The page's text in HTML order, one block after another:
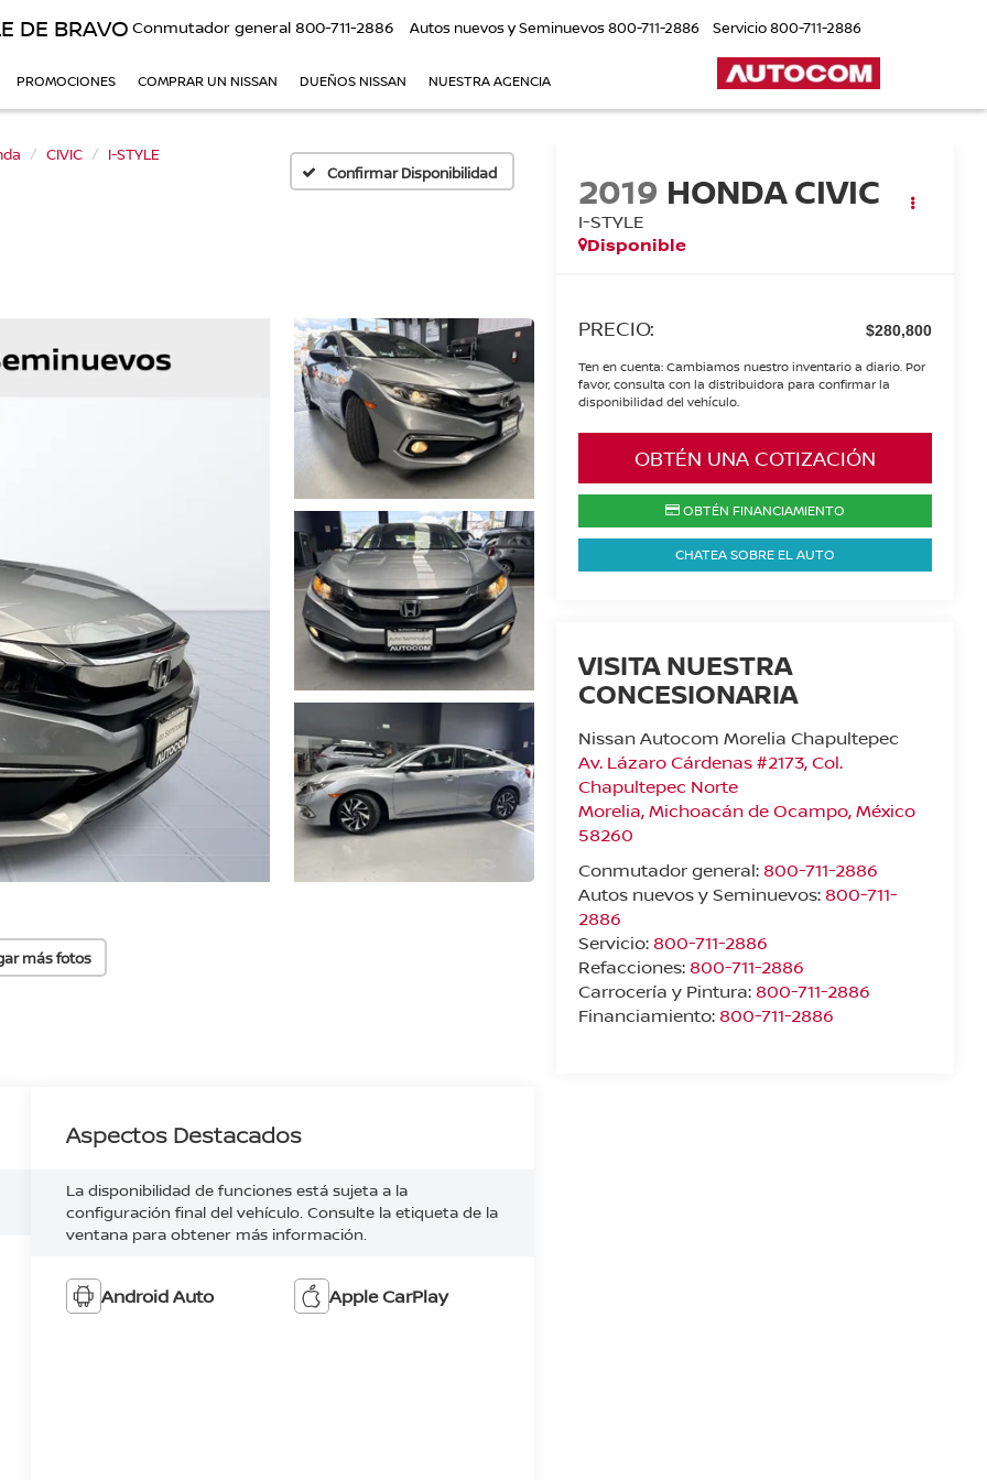
DE BRAVO Conmutador general 800-711-2886 Autos nuevos y Seminuevos800-711-2886 Servicio800-711-2886
PROMOCIONES COMPRAR UN NISSAN DUEÑOS NISSAN NUESTRA AGENCIA
CIVIC
I-STYLE
Confirmar Disponibilidad
más fotos
2019 HONDA CIVIC
I-STYLE
Disponible
PRECIO: $280,800
Ten en cuenta: Cambiamos nuestro inventario a diario. Por
favor, consulta con la distribuidora para confirmar la
disponibilidad del vehículo.
OBTÉN UNA COTIZACIÓN
OBTÉN FINANCIAMIENTO
CHATEA SOBRE EL AUTO
VISITA NUESTRA
CONCESIONARIA
Nissan Autocom Morelia Chapultepec
Av. Lázaro Cárdenas #2173, Col.
Chapultepec Norte
Morelia,Michoacán de Ocampo, México
58260
Conmutador general: 800-711-2886
Autos nuevos y Seminuevos: 800-711-
2886
Servicio: 800-711-2886
Refacciones: 800-711-2886
Carrocería y Pintura: 800-711-2886
Financiamiento: 800-711-2886
Aspectos Destacados
La disponibilidad de funciones está sujeta a la
configuración final del vehículo. Consulte la etiqueta de la
ventana para obtener más información.
Android Auto Apple CarPlay